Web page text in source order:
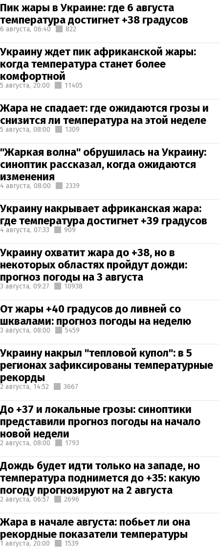
Пик жары в Украине: где 6 августа
температура достигнет +38 градусов
6 августа, 06:40 822
Украину ждет пик африканской жары:
когда температура станет более
комфортной
5 августа, 20:00 11405
Жара не спадает: где ожидаются грозы и
снизится ли температура на этой неделе
5 августа, 08:00 1309
"Жаркая волна" обрушилась на Украину:
синоптик рассказал, когда ожидаются
изменения
4 августа, 08:00 2339
Украину накрывает африканская жара:
где температура достигнет +39 градусов
4 августа, 07:33 909
Украину охватит жара до +38, но в
некоторых областях пройдут дожди:
прогноз погоды на 3 августа
3 августа, 09:27 10938
От жары +40 градусов до ливней со
шквалами: прогноз погоды на неделю
3 августа, 08:00 5459
Украину накрыл "тепловой купол": в 5
регионах зафиксированы температурные
рекорды
2 августа, 14:52 3667
До +37 и локальные грозы: синоптики
представили прогноз погоды на начало
новой недели
2 августа, 08:00 1793
Дождь будет идти только на западе, но
температура поднимется до +35: какую
погоду прогнозируют на 2 августа
2 августа, 06:57 2696
Жара в начале августа: побьет ли она
рекордные показатели температуры
1 августа, 20:00 1539